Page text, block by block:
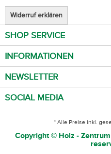
Widerruf erklären
SHOP SERVICE
INFORMATIONEN
NEWSLETTER
SOCIAL MEDIA
* Alle Preise inkl.
Copyright © Holz -